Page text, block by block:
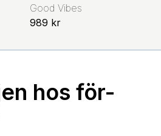
Good Vibes
989 kr
hos för-